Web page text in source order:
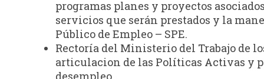
programas planes y proyectos
servicios que serán prestados y la
Público de Empleo – SPE.
Rectoría del Ministerio del Trabajo de
articulacion de las Políticas Activas y
desempleo.